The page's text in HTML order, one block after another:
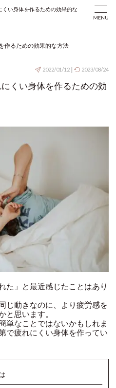
い身体を作るための効果的な
MENU
作るための効果的な方法
2022/01/12 2023/08/24
くい身体を作るための効
た」と最近感じたことはあり
じ動きなのに、より疲労感を
と思います。
単なことではないかもしれま
で疲れにくい身体を作ってい